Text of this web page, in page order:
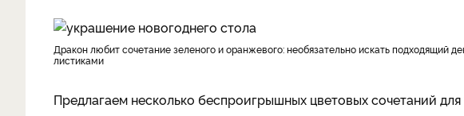
Дракон любит сочетание зеленого и оранжевого: необязательно искать подходящий декор, достаточно поставить на стол мандарины с
листиками
Предлагаем несколько беспроигрышных цветовых сочетаний